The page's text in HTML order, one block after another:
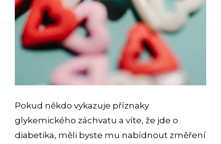
Pokud někdo vykazuje příznaky
glykemického záchvatu a víte, že jde o
diabetika, měli byste mu nabídnout změření